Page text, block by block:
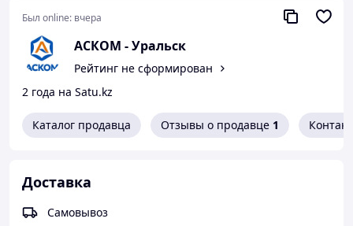
качество от заводов-
оптовым клиентам.
Был online: вчера
АСКОМ - Уральск
Рейтинг не сформирован
2 года на Satu.kz
Каталог продавца Отзывы о продавце 1
Доставка
Самовывоз